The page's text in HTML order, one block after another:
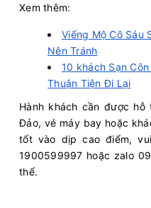
Xem thêm:
Viếng Mộ Cô Sáu
Nên Tránh
10 khách Sạn
Thuận Tiện Đi Lại
Hành khách cần được
Đảo, vé máy bay hoặc
tốt vào dịp cao điểm,
1900599997 hoặc zalo
thể.